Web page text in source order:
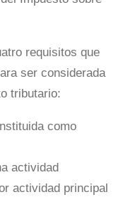
requisitos que
ser considerada
tributario:
como
actividad
actividad principal